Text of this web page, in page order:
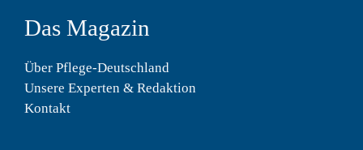
Das Magazin
Über Pflege-Deutschland
Unsere Experten & Redaktion
Kontakt